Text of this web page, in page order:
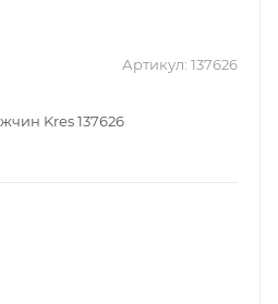
Артикул: 137626
Kres 137626